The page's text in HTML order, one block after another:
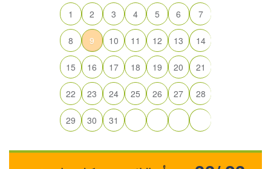
1 2 3 4 5 6 7
8 9 10 11 12 13 14
15 16 17 18 19 20 21
22 23 24 25 26 27 28
29 30 31